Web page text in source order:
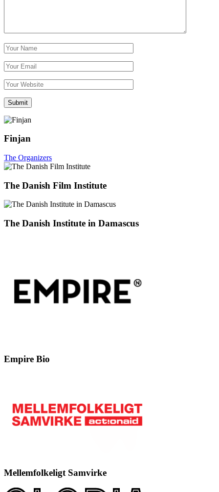
Finjan
The Organizers
The Danish Film Institute
The Danish Institute in Damascus
Empire Bio
Mellemfolkeligt Samvirke